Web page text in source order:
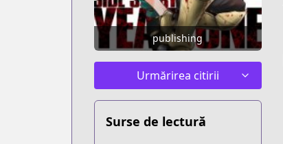
publishing
Urmărirea citirii
Surse de lectură